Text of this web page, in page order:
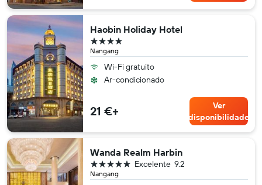
Haobin Holiday Hotel
Nangang
4 estrelas
Wi-Fi gratuito
Ar-condicionado
21 €+
Ver
disponibilidade
Wanda Realm Harbin
Nangang
9.2
Excelente
5 estrelas